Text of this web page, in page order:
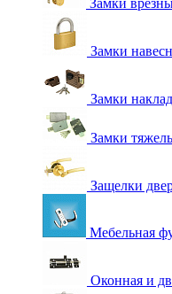
Замки
Замки
Замки
Защелки
Мебельная
Оконная и